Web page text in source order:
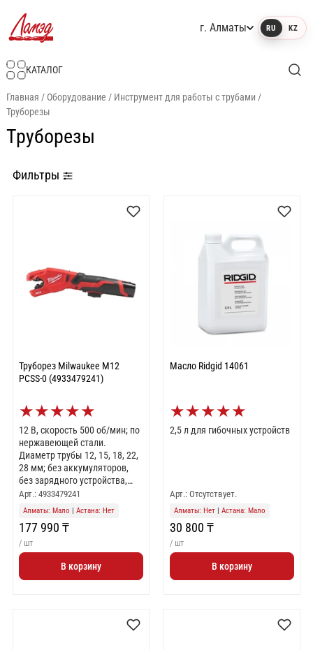
г. Алматы RU KZ
КАТАЛОГ
Главная / Оборудование / Инструмент для работы с трубами /
Труборезы
Труборезы
Фильтры
Труборез Milwaukee M12
PCSS-0 (4933479241)
★★★★★
12 В, скорость 500 об/мин; по
нержавеющей стали.
Диаметр трубы 12, 15, 18, 22,
28 мм; без аккумуляторов,
без зарядного устройства,
поставляется без кейса или
сумки
Арт.: 4933479241
Алматы: Мало Астана: Нет
177 990 ₸
/ шт
В корзину
Масло Ridgid 14061
★★★★★
2,5 л для гибочных устройств
Арт.: Отсутствует.
Алматы: Нет| Астана: Мало
30 800 ₸
/ шт
В корзину